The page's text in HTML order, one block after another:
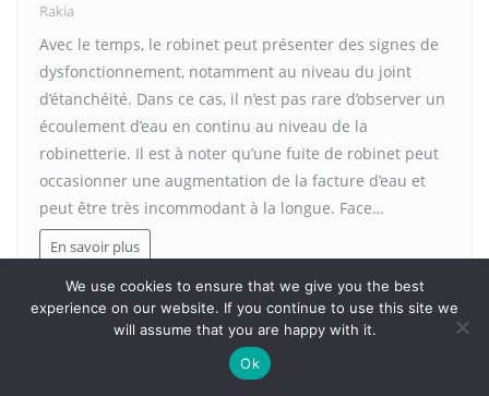
Rakia
Avec le temps, le robinet peut présenter des signes de
dysfonctionnement, notamment au niveau du joint
d’étanchéité. Dans ce cas, il n’est pas rare d’observer un
écoulement d’eau en continu au niveau de la
robinetterie. Il est à noter qu’une fuite de robinet peut
occasionner une augmentation de la facture d’eau et
peut être très incommodant à la longue. Face…
En savoir plus
We use cookies to ensure that we give you the best
experience on our website. If you continue to use this site we
will assume that you are happy with it.
Ok